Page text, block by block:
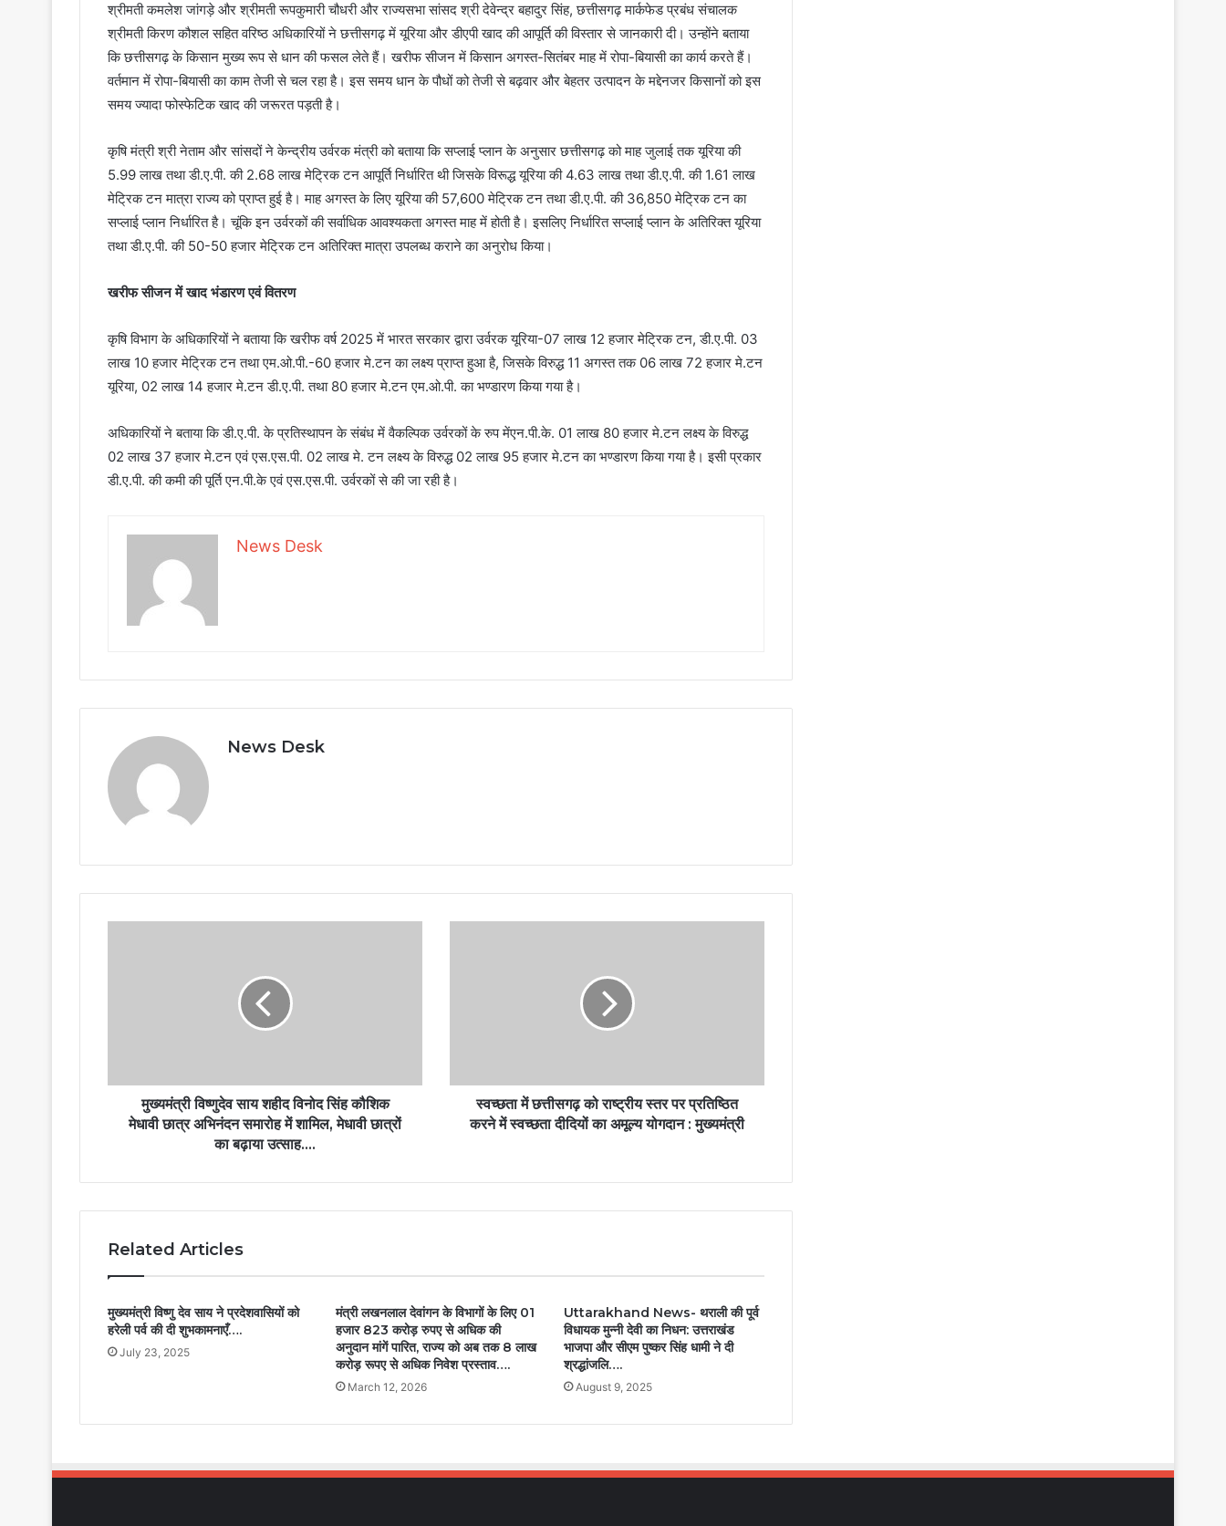
श्रीमती कमलेश जांगड़े और श्रीमती रूपकुमारी चौधरी और राज्यसभा सांसद श्री देवेन्द्र बहादुर सिंह, छत्तीसगढ़ मार्कफेड प्रबंध संचालक
श्रीमती किरण कौशल सहित वरिष्ठ अधिकारियों ने छत्तीसगढ़ में यूरिया और डीएपी खाद की आपूर्ति की विस्तार से जानकारी दी। उन्होंने बताया
कि छत्तीसगढ़ के किसान मुख्य रूप से धान की फसल लेते हैं। खरीफ सीजन में किसान अगस्त-सितंबर माह में रोपा-बियासी का कार्य करते हैं।
वर्तमान में रोपा-बियासी का काम तेजी से चल रहा है। इस समय धान के पौधों को तेजी से बढ़वार और बेहतर उत्पादन के मद्देनजर किसानों को इस
समय ज्यादा फोस्फेटिक खाद की जरूरत पड़ती है।
कृषि मंत्री श्री नेताम और सांसदों ने केन्द्रीय उर्वरक मंत्री को बताया कि सप्लाई प्लान के अनुसार छत्तीसगढ़ को माह जुलाई तक यूरिया की
5.99 लाख तथा डी.ए.पी. की 2.68 लाख मेट्रिक टन आपूर्ति निर्धारित थी जिसके विरूद्ध यूरिया की 4.63 लाख तथा डी.ए.पी. की 1.61 लाख
मेट्रिक टन मात्रा राज्य को प्राप्त हुई है। माह अगस्त के लिए यूरिया की 57,600 मेट्रिक टन तथा डी.ए.पी. की 36,850 मेट्रिक टन का
सप्लाई प्लान निर्धारित है। चूंकि इन उर्वरकों की सर्वाधिक आवश्यकता अगस्त माह में होती है। इसलिए निर्धारित सप्लाई प्लान के अतिरिक्त यूरिया
तथा डी.ए.पी. की 50-50 हजार मेट्रिक टन अतिरिक्त मात्रा उपलब्ध कराने का अनुरोध किया।
खरीफ सीजन में खाद भंडारण एवं वितरण
कृषि विभाग के अधिकारियों ने बताया कि खरीफ वर्ष 2025 में भारत सरकार द्वारा उर्वरक यूरिया-07 लाख 12 हजार मेट्रिक टन, डी.ए.पी. 03
लाख 10 हजार मेट्रिक टन तथा एम.ओ.पी.-60 हजार मे.टन का लक्ष्य प्राप्त हुआ है, जिसके विरुद्ध 11 अगस्त तक 06 लाख 72 हजार मे.टन
यूरिया, 02 लाख 14 हजार मे.टन डी.ए.पी. तथा 80 हजार मे.टन एम.ओ.पी. का भण्डारण किया गया है।
अधिकारियों ने बताया कि डी.ए.पी. के प्रतिस्थापन के संबंध में वैकल्पिक उर्वरकों के रुप मेंएन.पी.के. 01 लाख 80 हजार मे.टन लक्ष्य के विरुद्ध
02 लाख 37 हजार मे.टन एवं एस.एस.पी. 02 लाख मे. टन लक्ष्य के विरुद्ध 02 लाख 95 हजार मे.टन का भण्डारण किया गया है। इसी प्रकार
डी.ए.पी. की कमी की पूर्ति एन.पी.के एवं एस.एस.पी. उर्वरकों से की जा रही है।
News Desk
News Desk
मुख्यमंत्री विष्णुदेव साय शहीद विनोद सिंह कौशिक
मेधावी छात्र अभिनंदन समारोह में शामिल, मेधावी छात्रों
का बढ़ाया उत्साह….
स्वच्छता में छत्तीसगढ़ को राष्ट्रीय स्तर पर प्रतिष्ठित
करने में स्वच्छता दीदियों का अमूल्य योगदान : मुख्यमंत्री
Related Articles
मुख्यमंत्री विष्णु देव साय ने प्रदेशवासियों को
हरेली पर्व की दी शुभकामनाएँ….
July 23, 2025
मंत्री लखनलाल देवांगन के विभागों के लिए 01
हजार 823 करोड़ रुपए से अधिक की
अनुदान मांगें पारित, राज्य को अब तक 8 लाख
करोड़ रूपए से अधिक निवेश प्रस्ताव….
March 12, 2026
Uttarakhand News- थराली की पूर्व
विधायक मुन्नी देवी का निधन: उत्तराखंड
भाजपा और सीएम पुष्कर सिंह धामी ने दी
श्रद्धांजलि….
August 9, 2025